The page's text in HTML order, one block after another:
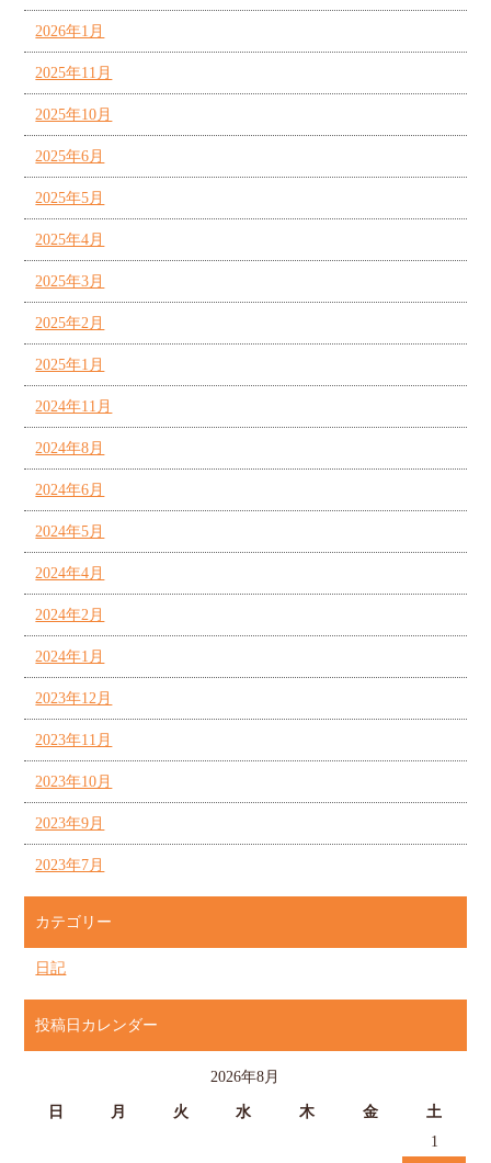
2026年1月
2025年11月
2025年10月
2025年6月
2025年5月
2025年4月
2025年3月
2025年2月
2025年1月
2024年11月
2024年8月
2024年6月
2024年5月
2024年4月
2024年2月
2024年1月
2023年12月
2023年11月
2023年10月
2023年9月
2023年7月
カテゴリー
日記
投稿日カレンダー
2026年8月
日 月 火 水 木 金
土
1